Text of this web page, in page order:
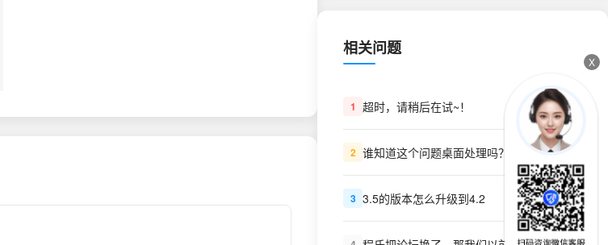
X
相关问题
1 超时，请稍后在试~！
2 谁知道这个问题桌面处理吗？
3 3.5的版本怎么升级到4.2